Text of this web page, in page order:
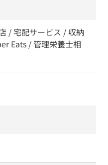
/ 宅配サービス / 収納
Eats / 管理栄養士相